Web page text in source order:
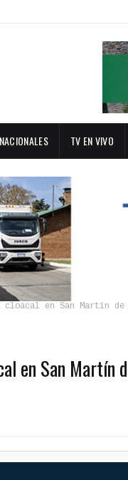
NACIONALES TV EN VIVO
en San Martín
en San Martín